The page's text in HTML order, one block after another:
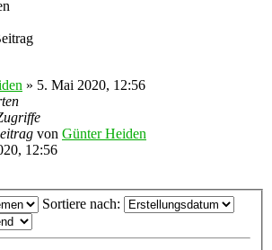
» 5. Mai 2020, 12:56
von Günter Heiden
12:56
Sortiere nach: